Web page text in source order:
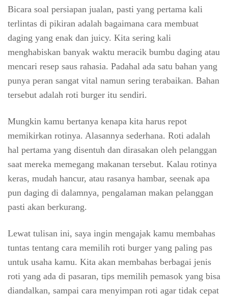
Bicara soal persiapan jualan, pasti yang pertama kali
terlintas di pikiran adalah bagaimana cara membuat
daging yang enak dan juicy. Kita sering kali
menghabiskan banyak waktu meracik bumbu daging atau
mencari resep saus rahasia. Padahal ada satu bahan yang
punya peran sangat vital namun sering terabaikan. Bahan
tersebut adalah roti burger itu sendiri.
Mungkin kamu bertanya kenapa kita harus repot
memikirkan rotinya. Alasannya sederhana. Roti adalah
hal pertama yang disentuh dan dirasakan oleh pelanggan
saat mereka memegang makanan tersebut. Kalau rotinya
keras, mudah hancur, atau rasanya hambar, seenak apa
pun daging di dalamnya, pengalaman makan pelanggan
pasti akan berkurang.
Lewat tulisan ini, saya ingin mengajak kamu membahas
tuntas tentang cara memilih roti burger yang paling pas
untuk usaha kamu. Kita akan membahas berbagai jenis
roti yang ada di pasaran, tips memilih pemasok yang bisa
diandalkan, sampai cara menyimpan roti agar tidak cepat